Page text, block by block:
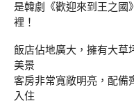
是韓劇《歡迎來到王之國
裡！
飯店佔地廣大，擁有大草
美景
客房非常寬敞明亮，配備
入住